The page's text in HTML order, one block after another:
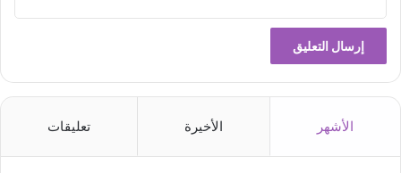
الأشهر الأخيرة تعليقات